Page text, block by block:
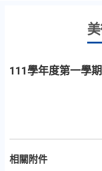
111學年度第一學
相關附件